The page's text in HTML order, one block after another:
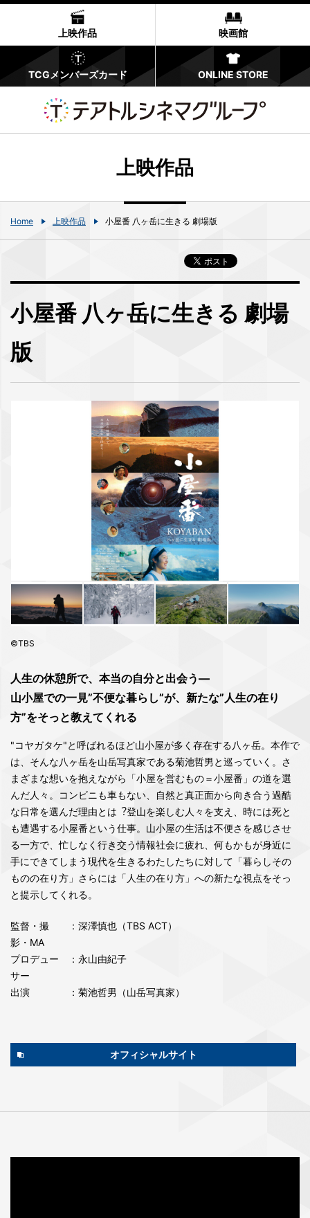
上映作品 映画館
TCGメンバーズカード ONLINE STORE
上映作品
Home 上映作品 ⼩屋番 ⼋ヶ岳に⽣きる 劇場版
⼩屋番 ⼋ヶ岳に⽣きる 劇場
版
©TBS
⼈⽣の休憩所で、本当の⾃分と出会う―
⼭⼩屋での⼀⾒”不便な暮らし”が、新たな”⼈⽣の在り
⽅”をそっと教えてくれる
"コヤガタケ"と呼ばれるほど⼭⼩屋が多く存在する⼋ヶ岳。本作で
は、そんな⼋ヶ岳を⼭岳写真家である菊池哲男と巡っていく。さ
まざまな想いを抱えながら「⼩屋を営むもの＝⼩屋番」の道を選
んだ⼈々。コンビニも⾞もない、⾃然と真正⾯から向き合う過酷
な⽇常を選んだ理由とは︖登⼭を楽しむ⼈々を⽀え、時には死と
も遭遇する⼩屋番という仕事。⼭⼩屋の⽣活は不便さを感じさせ
る⼀⽅で、忙しなく⾏き交う情報社会に疲れ、何もかもが⾝近に
⼿にできてしまう現代を⽣きるわたしたちに対して「暮らしその
ものの在り⽅」さらには「⼈⽣の在り⽅」への新たな視点をそっ
と提⽰してくれる。
監督・撮
影・MA
：深澤慎也（TBS ACT）
プロデュー
サー
：永⼭由紀⼦
出演 ：菊池哲男（⼭岳写真家）
オフィシャルサイト